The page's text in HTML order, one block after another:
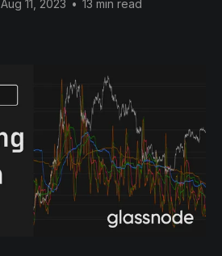
Aug 11, 2023 • 13 min read